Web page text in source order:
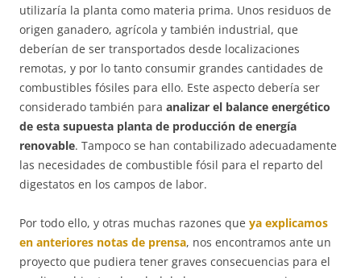
utilizaría la planta como materia prima. Unos residuos de
origen ganadero, agrícola y también industrial, que
deberían de ser transportados desde localizaciones
remotas, y por lo tanto consumir grandes cantidades de
combustibles fósiles para ello. Este aspecto debería ser
considerado también para analizar el balance energético
de esta supuesta planta de producción de energía
renovable. Tampoco se han contabilizado adecuadamente
las necesidades de combustible fósil para el reparto del
digestatos en los campos de labor.
Por todo ello, y otras muchas razones que ya explicamos
en anteriores notas de prensa, nos encontramos ante un
proyecto que pudiera tener graves consecuencias para el